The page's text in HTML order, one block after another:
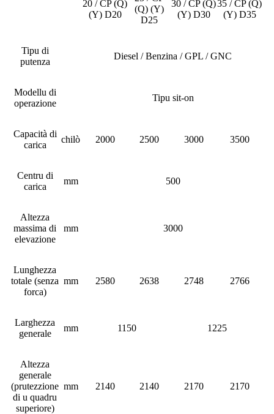
20 / CP (Q)
(Y) D20
(Q) (Y)
D25
30 / CP (Q)
(Y) D30
35 / CP (Q)
(Y) D35
Tipu di
putenza
Diesel / Benzina / GPL / GNC
Modellu di
operazione
Tipu sit-on
Capacità di
carica
chilò 2000 2500 3000 3500
Centru di
carica
mm 500
Altezza
massima di
elevazione
mm 3000
Lunghezza
totale (senza
forca)
mm 2580 2638 2748 2766
Larghezza
generale
mm 1150 1225
Altezza
generale
(prutezzione
di u quadru
superiore)
mm 2140 2140 2170 2170